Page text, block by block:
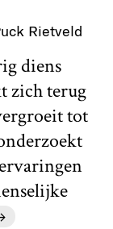
Rietveld
diens
zich terug
tot